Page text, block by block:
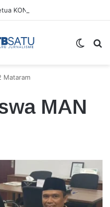
Mataram
MAN